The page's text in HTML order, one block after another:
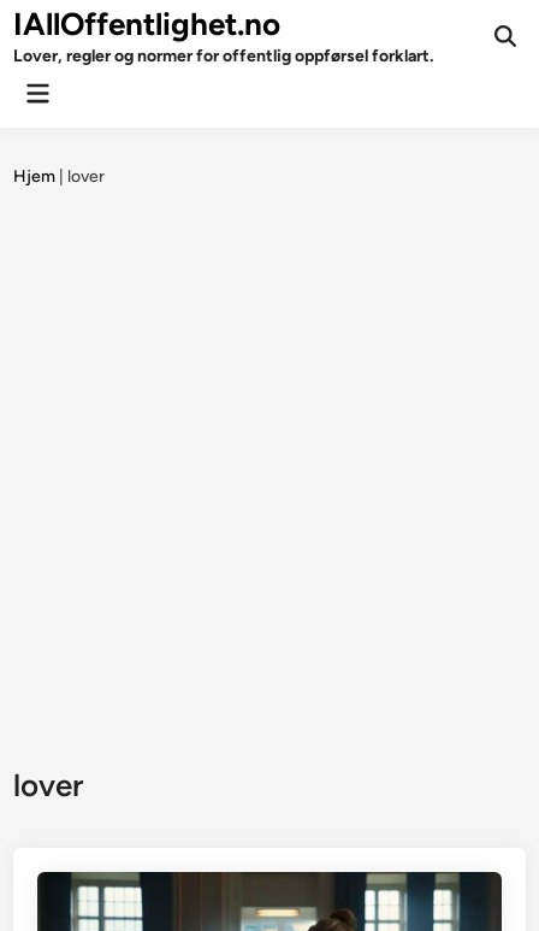
Skip
to
content
IAllOffentlighet.no
Lover, regler og normer for offentlig oppførsel forklart.
Main
Hjem lover
lover